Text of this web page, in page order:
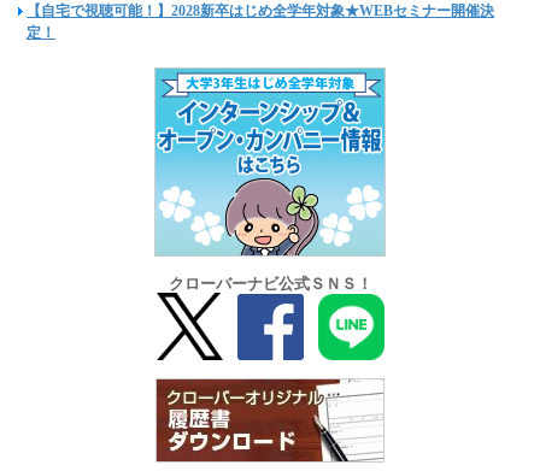
【自宅で視聴可能！】2028新卒はじめ全学年対象★WEBセミナー開催決
定！
クローバーナビ公式ＳＮＳ！